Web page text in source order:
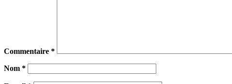
Commentaire *
Nom *